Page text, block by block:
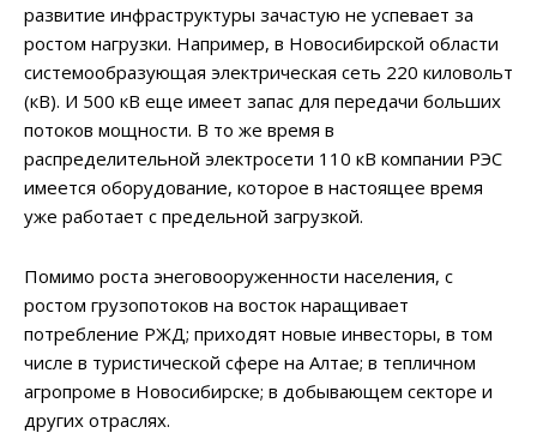
развитие инфраструктуры зачастую не успевает за
ростом нагрузки. Например, в Новосибирской области
системообразующая электрическая сеть 220 киловольт
(кВ). И 500 кВ еще имеет запас для передачи больших
потоков мощности. В то же время в
распределительной электросети 110 кВ компании РЭС
имеется оборудование, которое в настоящее время
уже работает с предельной загрузкой.
Помимо роста энеговооруженности населения, с
ростом грузопотоков на восток наращивает
потребление РЖД; приходят новые инвесторы, в том
числе в туристической сфере на Алтае; в тепличном
агропроме в Новосибирске; в добывающем секторе и
других отраслях.